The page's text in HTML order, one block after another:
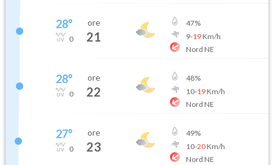
28°
0
ore
21
47%
9-19Km/h
Nord NE
28°
0
ore
22
48%
10-19Km/h
Nord NE
27°
0
ore
23
49%
10-20Km/h
Nord NE